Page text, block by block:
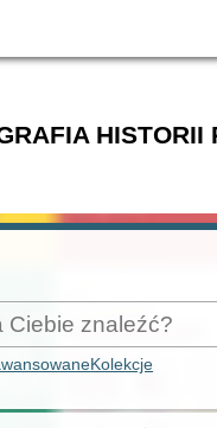
HISTORII
Kolekcje